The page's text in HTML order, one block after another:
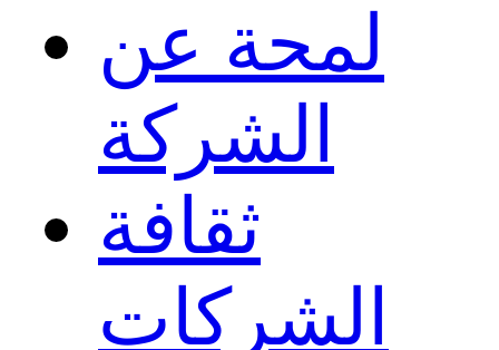
لمحة عن
الشركة
ثقافة
الشركات